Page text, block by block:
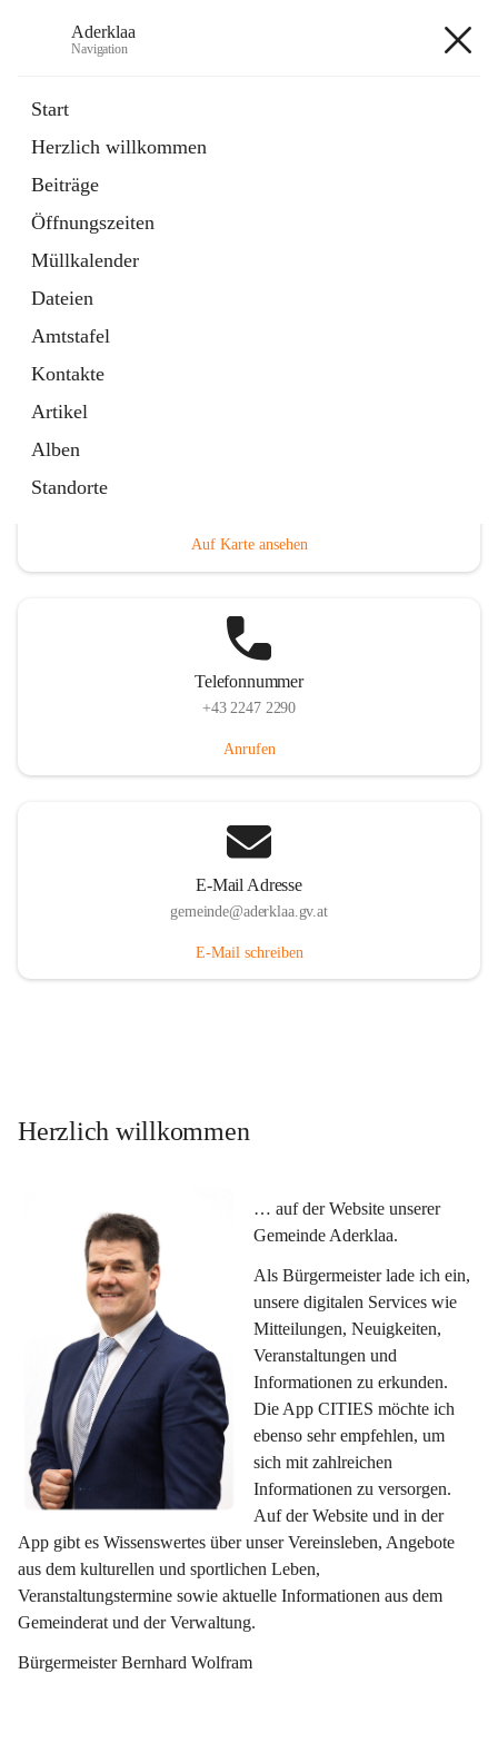
Aderklaa
Navigation
Start
Herzlich willkommen
Beiträge
Öffnungszeiten
Müllkalender
Dateien
Amtstafel
Kontakte
Artikel
Alben
Standorte
6 Schnellzugriffe
Gemeinde
3 Schnellzugriffe
Auf Karte ansehen
Telefonnummer
+43 2247 2290
Anrufen
E-Mail Adresse
gemeinde@aderklaa.gv.at
E-Mail schreiben
Herzlich willkommen
… auf der Website unserer
Gemeinde Aderklaa.
Als Bürgermeister lade ich ein,
unsere digitalen Services wie
Mitteilungen, Neuigkeiten,
Veranstaltungen und
Informationen zu erkunden.
Die App CITIES möchte ich
ebenso sehr empfehlen, um
sich mit zahlreichen
Informationen zu versorgen.
Auf der Website und in der
App gibt es Wissenswertes über unser Vereinsleben, Angebote
aus dem kulturellen und sportlichen Leben,
Veranstaltungstermine sowie aktuelle Informationen aus dem
Gemeinderat und der Verwaltung.
Bürgermeister Bernhard Wolfram